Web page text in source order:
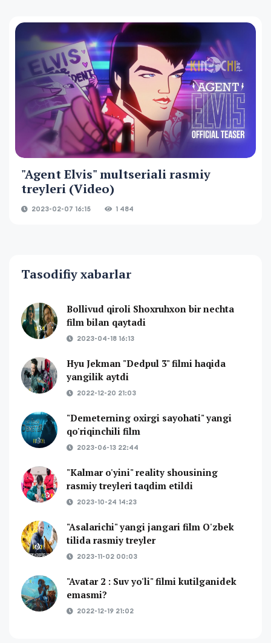
"Agent Elvis" multseriali rasmiy
treyleri (Video)
2023-02-07 16:15 1 484
Tasodifiy xabarlar
Bollivud qiroli Shoxruhxon bir nechta
film bilan qaytadi
2023-04-18 16:13
Hyu Jekman "Dedpul 3" filmi haqida
yangilik aytdi
2022-12-20 21:03
"Demeterning oxirgi sayohati" yangi
qo'riqinchili film
2023-06-13 22:44
"Kalmar o'yini" reality shousining
rasmiy treyleri taqdim etildi
2023-10-24 14:23
"Asalarichi" yangi jangari film O'zbek
tilida rasmiy treyler
2023-11-02 00:03
"Avatar 2 : Suv yo'li" filmi kutilganidek
emasmi?
2022-12-19 21:02